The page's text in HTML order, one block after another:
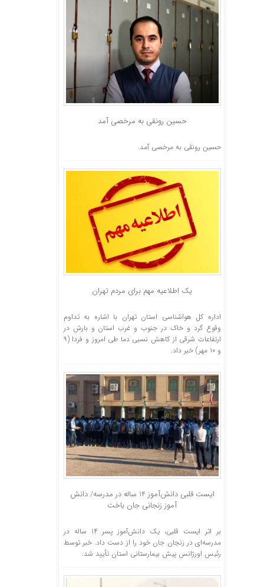
حسین رونقی به مرخصی آمد
حسین رونقی به مرخصی آمد.
یک اطلاعیه مهم برای مردم تهران
اداره کل هواشناسی استان تهران با اشاره به تداوم
وقوع گرد و خاک در جنوب و غرب استان و بارش در
ارتفاعات شرقی از کاهش نسبی دما طی امروز و فردا (۹
و ۱۰ مهر) خبر داد.
ایست قلبی دانش‌آموز 14 ساله در مدرسه/ دانش
آموز زنجانی جان باخت
بر اثر ایست قلبی، یک دانش‌آموز پسر ۱۴ ساله در
مدرسه‌ای در زنجان جان خود را از دست داد. خبر توسط
رئیس اورژانس پیش بیمارستانی استان تأیید شد.